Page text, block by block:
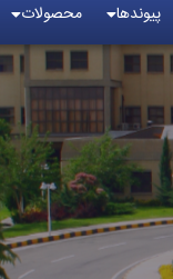
پیوندها محصولات